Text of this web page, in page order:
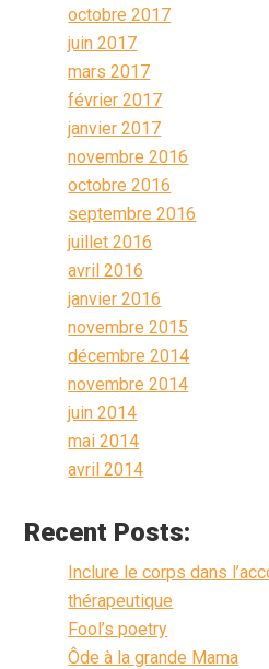
octobre 2017
juin 2017
mars 2017
février 2017
janvier 2017
novembre 2016
octobre 2016
septembre 2016
juillet 2016
avril 2016
janvier 2016
novembre 2015
décembre 2014
novembre 2014
juin 2014
mai 2014
avril 2014
Recent Posts:
Inclure le corps dans
thérapeutique
Fool’s poetry
Ôde à la grande Mama